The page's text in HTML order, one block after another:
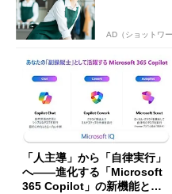
AD（ショットワー
「人主導」から「自律実行」
へ――進化する「Microsoft
365 Copilot」の新機能とエ